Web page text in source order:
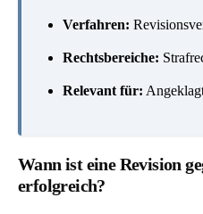
Verfahren:
Rechtsbereiche:
Relevant für:
Wann ist eine Revision
erfolgreich?